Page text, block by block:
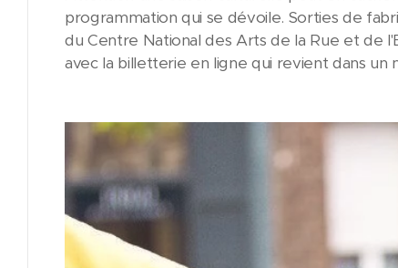
programmation qui se dévoile. Sorties de
du Centre National des Arts de la Rue et de
avec la billetterie en ligne qui revient dans